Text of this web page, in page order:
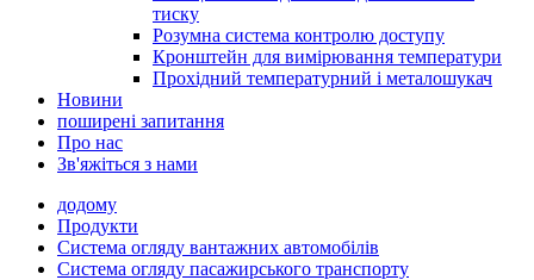
тиску
Розумна система контролю доступу
Кронштейн для вимірювання температури
Прохідний температурний і металошукач
Новини
поширені запитання
Про нас
Зв'яжіться з нами
додому
Продукти
Система огляду вантажних автомобілів
Система огляду пасажирського транспорту